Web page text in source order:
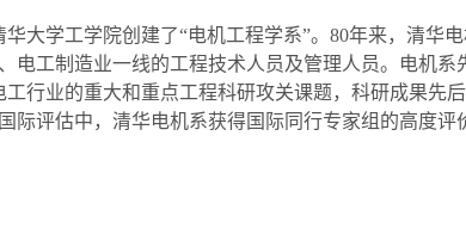
大学工学院创建了“电机工程学系”。 80年来，清华
电工制造业一线的工程技术人员及管理人员。电机系
行业的重大和重点工程科研攻关课题，科研成果先
际评估中，清华电机系获得国际同行专家组的高度评